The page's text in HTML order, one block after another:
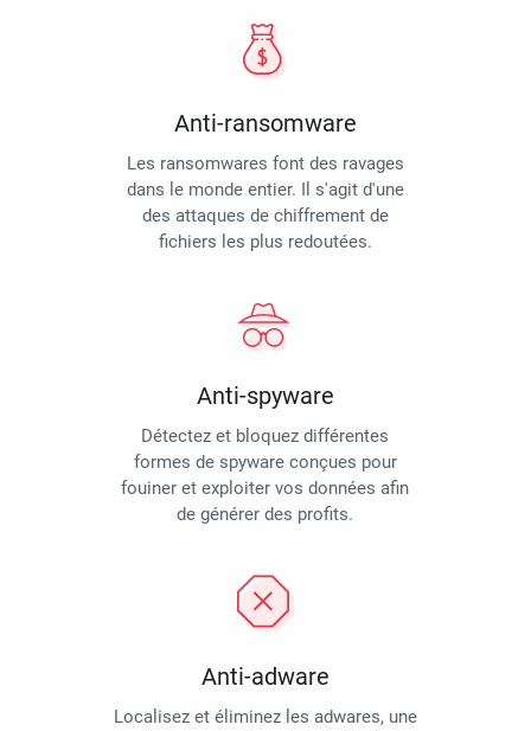
Anti-ransomware
Les ransomwares font des ravages
dans le monde entier. Il s'agit d'une
des attaques de chiffrement de
fichiers les plus redoutées.
Anti-spyware
Détectez et bloquez différentes
formes de spyware conçues pour
fouiner et exploiter vos données afin
de générer des profits.
Anti-adware
Localisez et éliminez les adwares, une